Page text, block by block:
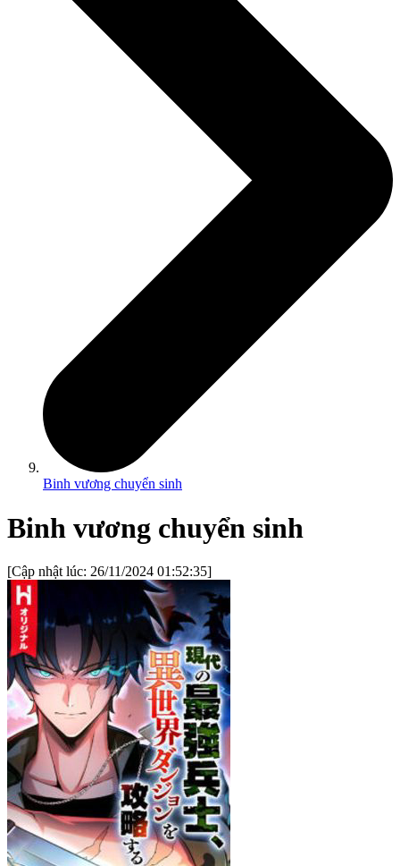
Binh vương chuyển sinh
Binh vương chuyển sinh
[Cập nhật lúc: 26/11/2024 01:52:35]